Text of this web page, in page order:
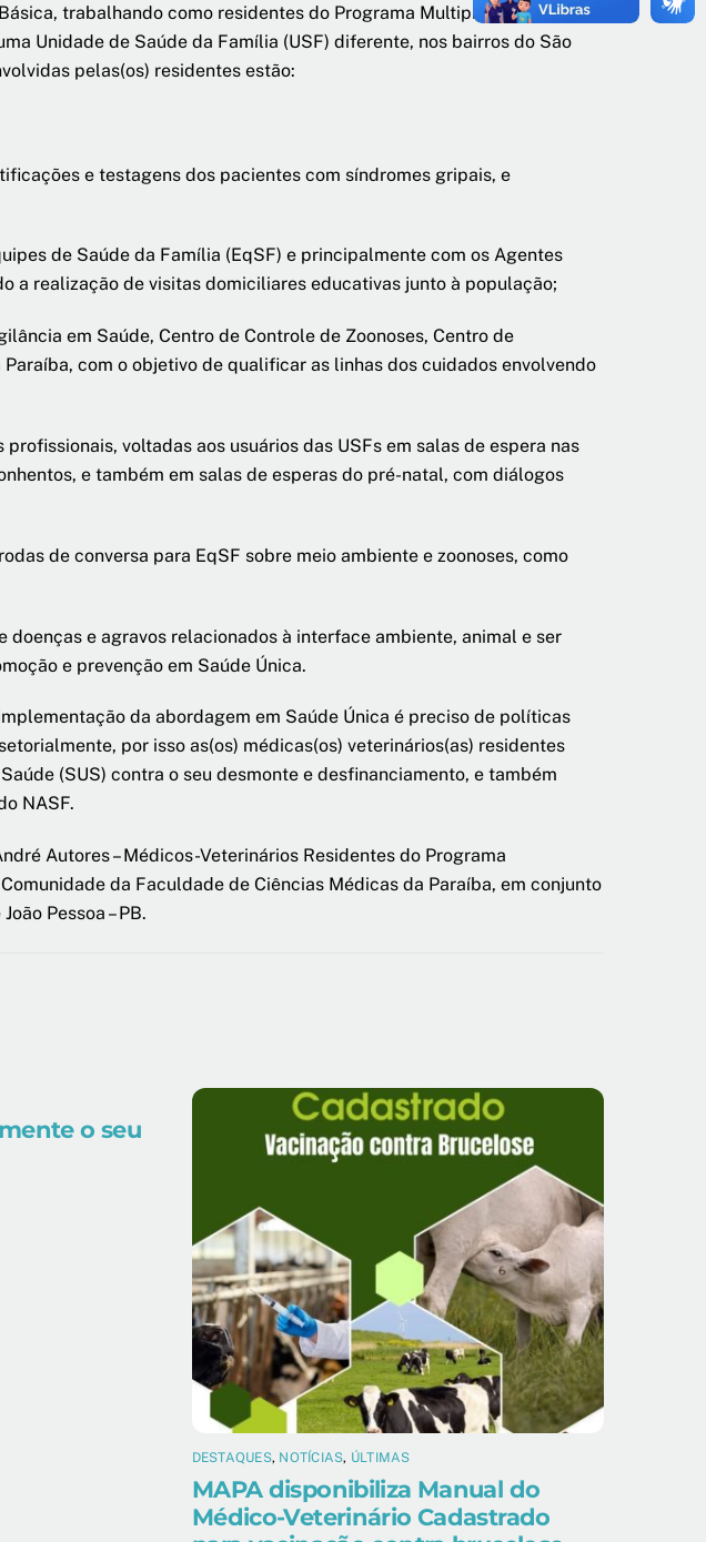
trabalhando como residentes do Programa Multiprofissional em
Unidade de Saúde da Família (USF) diferente, nos bairros do São
pelas(os) residentes estão:
e testagens dos pacientes com síndromes gripais, e
de Saúde da Família (EqSF) e principalmente com os Agentes
a realização de visitas domiciliares educativas junto à população;
em Saúde, Centro de Controle de Zoonoses, Centro de
com o objetivo de qualificar as linhas dos cuidados envolvendo
voltadas aos usuários das USFs em salas de espera nas
e também em salas de esperas do pré-natal, com diálogos
de conversa para EqSF sobre meio ambiente e zoonoses, como
e agravos relacionados à interface ambiente, animal e ser
e prevenção em Saúde Única.
da abordagem em Saúde Única é preciso de políticas
por isso as(os) médicas(os) veterinários(as) residentes
(SUS) contra o seu desmonte e desfinanciamento, e também
NASF.
Autores – Médicos-Veterinários Residentes do Programa
da Faculdade de Ciências Médicas da Paraíba, em conjunto
Pessoa – PB.
o seu
DESTAQUES, NOTÍCIAS, ÚLTIMAS
MAPA disponibiliza Manual do
Médico-Veterinário Cadastrado